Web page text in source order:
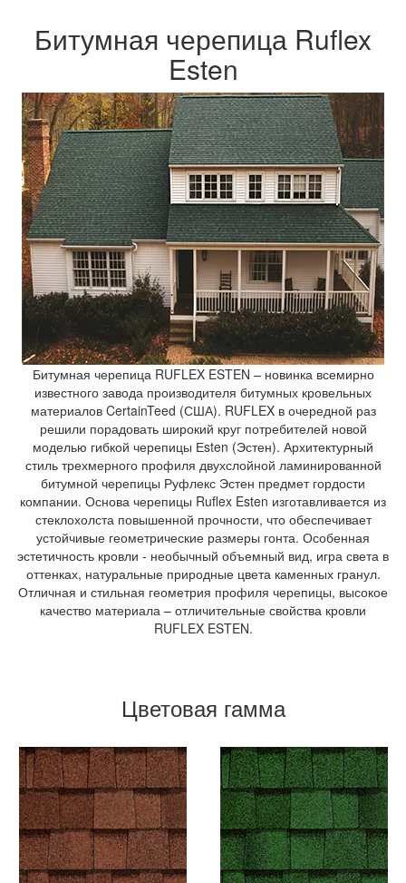
Битумная черепица Ruflex
Esten
Битумная черепица RUFLEX ESTEN – новинка всемирно
известного завода производителя битумных кровельных
материалов CertainTeed (США). RUFLEX в очередной раз
решили порадовать широкий круг потребителей новой
моделью гибкой черепицы Еsten (Эстен). Архитектурный
стиль трехмерного профиля двухслойной ламинированной
битумной черепицы Руфлекс Эстен предмет гордости
компании. Основа черепицы Ruflex Esten изготавливается из
стеклохолста повышенной прочности, что обеспечивает
устойчивые геометрические размеры гонта. Особенная
эстетичность кровли - необычный объемный вид, игра света в
оттенках, натуральные природные цвета каменных гранул.
Отличная и стильная геометрия профиля черепицы, высокое
качество материала – отличительные свойства кровли
RUFLEX ESTEN.
Цветовая гамма